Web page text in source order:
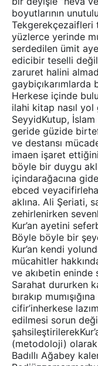
boyutlarının
Tekgerekçezaifleri
yüzlerce yerinde
serdedilen ümit
edicibir teselli
zaruret halini
gaybiçıkarımlarda
Herkese içinde
ilahi kitap nasıl
SeyyidKutup,
geride güzide
ve destansı
imaen işaret
böyle bir duygu
içindarağacına
ebced
aklına. Ali Şeriati,
zehirlenirken
Kur’an ayetini
Böyle böyle bir
Kur’an kendi
mücahitler
ve akıbetin eninde
Sarahat dururken
bırakıp
cifir’inherkese
edilmesi sorun
(metodoloji)
Badıllı Ağabey